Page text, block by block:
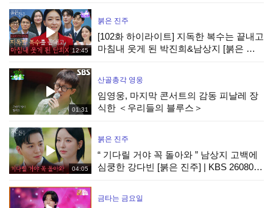
12:45
붉은 진주
[102화 하이라이트] 지독한 복수는 끝내고
마침내 웃게 된 박진희&남상지 [붉은 진
01:31
산골총각 영웅
임영웅, 마지막 콘서트의 감동 피날레 장
식한 ＜우리들의 블루스＞
04:05
붉은 진주
“ 기다릴 거야 꼭 돌아와 ” 남상지 고백에
심쿵한 강다빈 [붉은 진주] | KBS 260807
금타는 금요일